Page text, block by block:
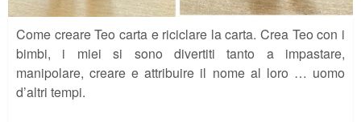
Come creare Teo carta e riciclare la carta. Crea Teo con i
bimbi, i miei si sono divertiti tanto a impastare,
manipolare, creare e attribuire il nome al loro … uomo
d’altri tempi.